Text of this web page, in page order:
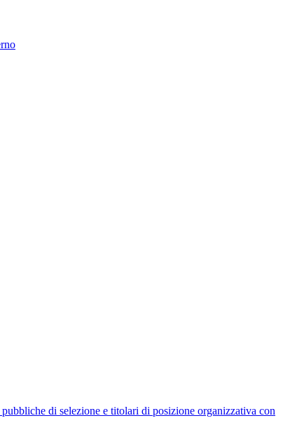
di selezione e titolari di posizione organizzativa con